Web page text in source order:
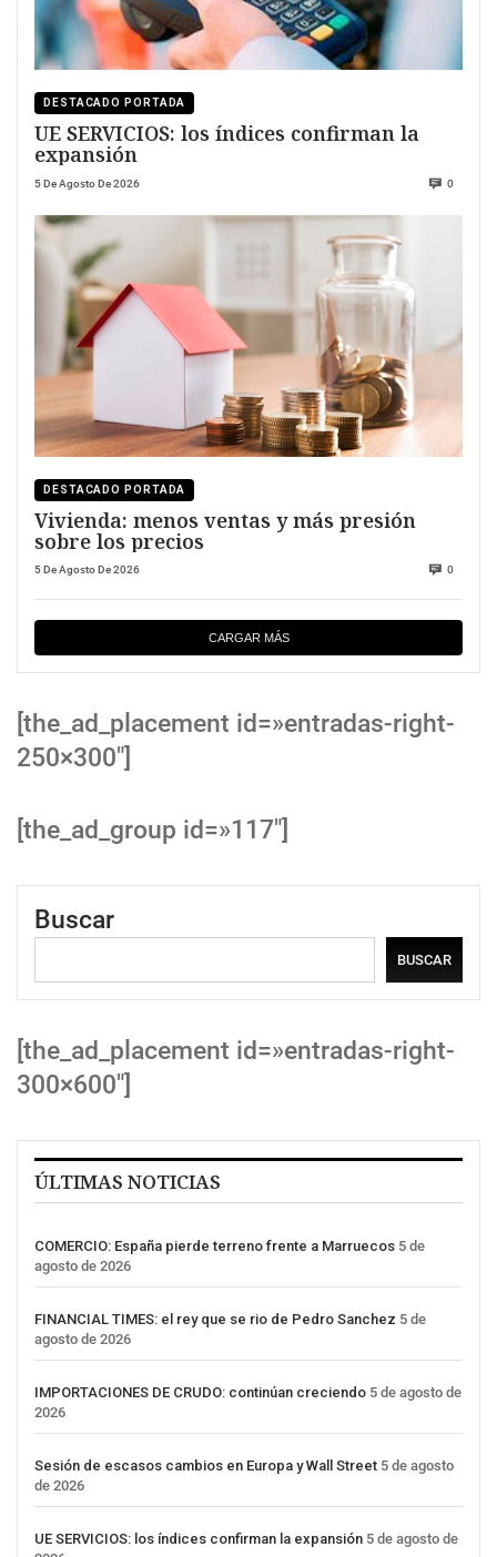
DESTACADO PORTADA
UE SERVICIOS: los índices confirman la
expansión
5 De Agosto De 2026 0
DESTACADO PORTADA
Vivienda: menos ventas y más presión
sobre los precios
5 De Agosto De 2026 0
CARGAR MÁS
[the_ad_placement id=»entradas-right-
250×300″]
[the_ad_group id=»117″]
Buscar
BUSCAR
[the_ad_placement id=»entradas-right-
300×600″]
ÚLTIMAS NOTICIAS
COMERCIO: España pierde terreno frente a Marruecos 5 de
agosto de 2026
FINANCIAL TIMES: el rey que se rio de Pedro Sanchez 5 de
agosto de 2026
IMPORTACIONES DE CRUDO: continúan creciendo 5 de agosto de
2026
Sesión de escasos cambios en Europa y Wall Street 5 de agosto
de 2026
UE SERVICIOS: los índices confirman la expansión 5 de agosto de